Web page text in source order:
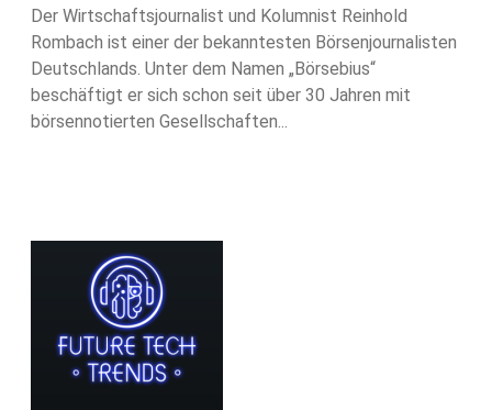
Der Wirtschaftsjournalist und Kolumnist Reinhold
Rombach ist einer der bekanntesten Börsenjournalisten
Deutschlands. Unter dem Namen „Börsebius“
beschäftigt er sich schon seit über 30 Jahren mit
börsennotierten Gesellschaften...